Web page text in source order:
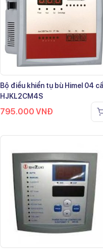
Bộ điều khiển tụ bù Himel 04
HJKL2CM4S
795.000 VNĐ